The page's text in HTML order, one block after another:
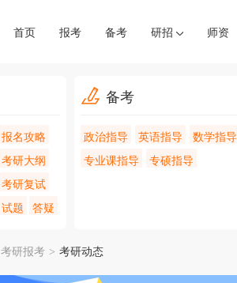
首页 报考 备考 研招 师资
报名攻略
考研大纲
考研复试
试题 答疑
备考
政治指导 英语指导
数学指导
专业课指导
专硕指导
考研报考 > 考研动态